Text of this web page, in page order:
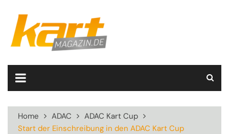
content
Home ADAC
ADAC Kart Cup
Start der Einschreibung in den ADAC Kart Cup